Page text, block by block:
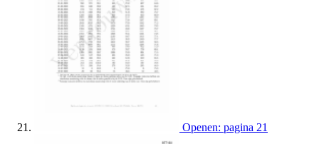
Openen: pagina 21